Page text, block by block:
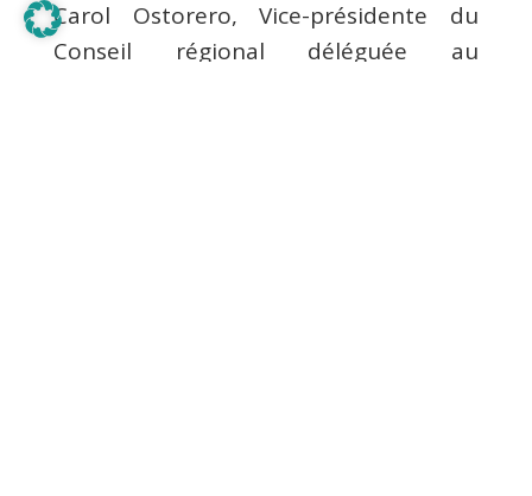
Carol Ostorero, Vice-présidente du
Conseil régional déléguée au